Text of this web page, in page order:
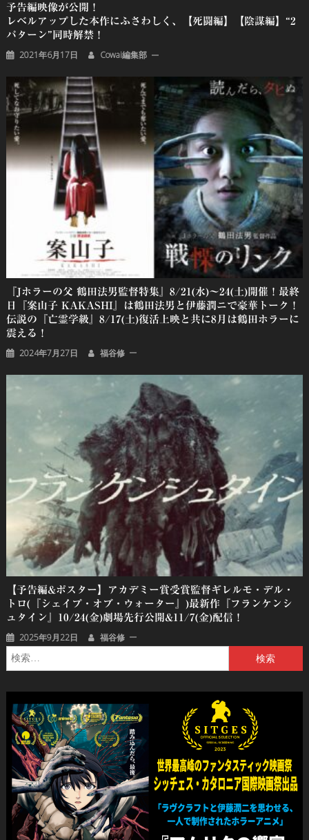
予告編映像が公開！
レベルアップした本作にふさわしく、【死闘編】【陰謀編】“2
パターン”同時解禁！
2021年6月17日 Cowai編集部
『Jホラーの父 鶴田法男監督特集』8/21(水)～24(土)開催！最終
日『案山子 KAKASHI』は鶴田法男と伊藤潤ニで豪華トーク！
伝説の『亡霊学級』8/17(土)復活上映と共に8月は鶴田ホラーに
震える！
2024年7月27日 福谷修
【予告編&ポスター】アカデミー賞受賞監督ギレルモ・デル・
トロ(『シェイプ・オブ・ウォーター』)最新作『フランケンシ
ュタイン』10/24(金)劇場先行公開&11/7(金)配信！
2025年9月22日 福谷修
索: